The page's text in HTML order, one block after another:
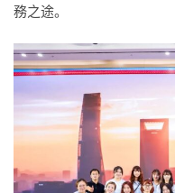
務之途。